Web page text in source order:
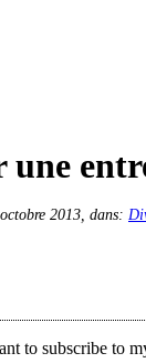
une
2013, dans:
to subscribe to